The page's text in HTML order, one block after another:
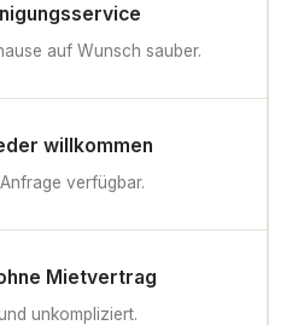
auf Wunsch sauber.
willkommen
verfügbar.
Mietvertrag
unkompliziert.